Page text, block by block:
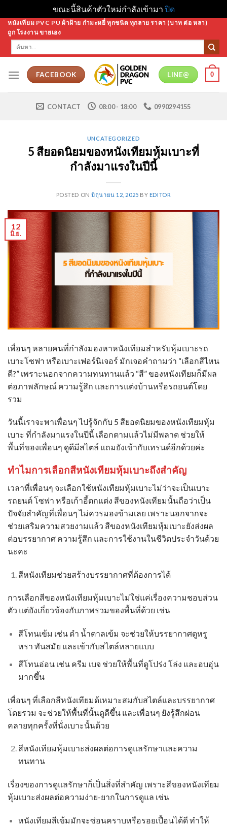
ขณะนี้สินค้าตัวใหม่กำลังเข้ามา ปิด
Skip
content
หนังเทียม PVC PU ผ้าฝ้าย กำมะหยี่ ทุกชนิด ทุกลาย ราคา (บาท ต่อ หลา)
ถูก โรงงาน ขายเอง
ค้นหา:
FACEBOOK LINE@ 0
CONTACT 08:00 - 18:00 0990294155
UNCATEGORIZED
5 สียอดนิยมของหนังเทียมหุ้มเบาะที่
กำลังมาแรงในปีนี้
POSTED ONมิถุนายน 12, 2025 BY EDITOR
12
มิ.ย.
เพื่อนๆ หลายคนที่กำลังมองหาหนังเทียมสำหรับหุ้มเบาะรถ
เบาะโซฟา หรือเบาะเฟอร์นิเจอร์ มักเจอคำถามว่า “เลือกสีไหน
ดี?” เพราะนอกจากความทนทานแล้ว “สี” ของหนังเทียมก็มีผล
ต่อภาพลักษณ์ ความรู้สึก และการแต่งบ้านหรือรถยนต์โดย
รวม
วันนี้เราจะพาเพื่อนๆ ไปรู้จักกับ 5 สียอดนิยมของหนังเทียมหุ้ม
เบาะ ที่กำลังมาแรงในปีนี้ เลือกตามแล้วไม่มีพลาด ช่วยให้
พื้นที่ของเพื่อนๆ ดูดีมีสไตล์ แถมยังเข้ากับเทรนด์อีกด้วยค่ะ
ทำไมการเลือกสีหนังเทียมหุ้มเบาะถึงสำคัญ
เวลาที่เพื่อนๆ จะเลือกใช้หนังเทียมหุ้มเบาะไม่ว่าจะเป็นเบาะ
รถยนต์ โซฟา หรือเก้าอี้ตกแต่ง สีของหนังเทียมนั้นถือว่าเป็น
ปัจจัยสำคัญที่เพื่อนๆ ไม่ควรมองข้ามเลย เพราะนอกจากจะ
ช่วยเสริมความสวยงามแล้ว สีของหนังเทียมหุ้มเบาะยังส่งผล
ต่อบรรยากาศ ความรู้สึก และการใช้งานในชีวิตประจำวันด้วย
นะคะ
สีหนังเทียมช่วยสร้างบรรยากาศที่ต้องการได้
การเลือกสีของหนังเทียมหุ้มเบาะไม่ใช่แค่เรื่องความชอบส่วน
ตัว แต่ยังเกี่ยวข้องกับภาพรวมของพื้นที่ด้วย เช่น
สีโทนเข้ม เช่น ดำ น้ำตาลเข้ม จะช่วยให้บรรยากาศดูหรู
หรา ทันสมัย และเข้ากับสไตล์หลายแบบ
สีโทนอ่อน เช่น ครีม เบจ ช่วยให้พื้นที่ดูโปร่ง โล่ง และอบอุ่น
มากขึ้น
เพื่อนๆ ที่เลือกสีหนังเทียมด้เหมาะสมกับสไตล์และบรรยากาศ
โดยรวม จะช่วยให้พื้นที่นั้นดูดีขึ้น และเพื่อนๆ ยังรู้สึกผ่อน
คลายทุกครั้งที่นั่งเบาะนั้นด้วย
สีหนังเทียมหุ้มเบาะส่งผลต่อการดูแลรักษาและความ
ทนทาน
เรื่องของการดูแลรักษาก็เป็นสิ่งที่สำคัญ เพราะสีของหนังเทียม
หุ้มเบาะส่งผลต่อความง่าย-ยากในการดูแล เช่น
หนังเทียมสีเข้มมักจะซ่อนคราบหรือรอยเปื้อนได้ดี ทำให้